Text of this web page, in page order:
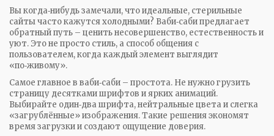
Вы когда‑нибудь замечали, что идеальные, стерильные
сайты часто кажутся холодными? Ваби‑саби предлагает
обратный путь – ценить несовершенство, естественность и
уют. Это не просто стиль, а способ общения с
пользователем, когда каждый элемент выглядит
«по‑живому».
Самое главное в ваби‑саби – простота. Не нужно грузить
страницу десятками шрифтов и ярких анимаций.
Выбирайте один‑два шрифта, нейтральные цвета и слегка
«загрублённые» изображения. Такие решения экономят
время загрузки и создают ощущение доверия.